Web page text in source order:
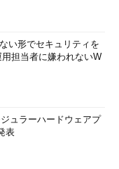
い形でセキュリティを
担当者に嫌われないW
ュラーハードウェアプ
表